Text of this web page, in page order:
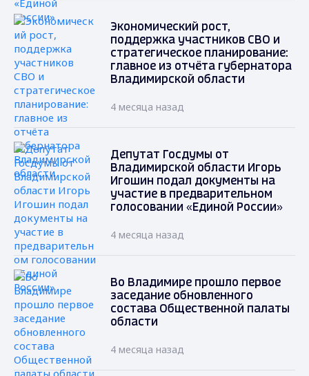
Экономический рост,
поддержка участников СВО и
стратегическое планирование:
главное из отчёта губернатора
Владимирской области
4 месяца назад
Депутат Госдумы от
Владимирской области Игорь
Игошин подал документы на
участие в предварительном
голосовании «Единой России»
4 месяца назад
Во Владимире прошло первое
заседание обновленного
состава Общественной палаты
области
4 месяца назад